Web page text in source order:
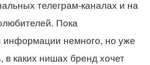
телеграм‑каналах и на
Пока
немного, но уже
в каких нишах бренд хочет